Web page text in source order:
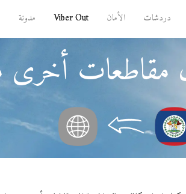
دردشات الأمان Viber Out مدونة
مقاطعات أخرى